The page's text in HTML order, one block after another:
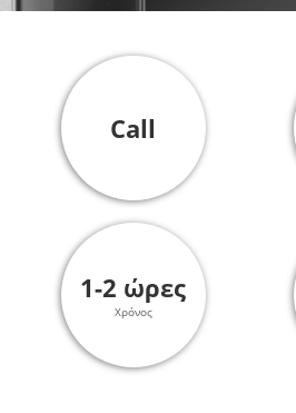
Call
1-2 ώρες
Χρόνος